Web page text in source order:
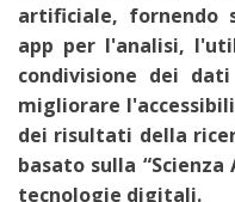
artificiale, fornendo
app per l'analisi,
condivisione dei
migliorare
dei risultati della
basato sulla
tecnologie digitali.